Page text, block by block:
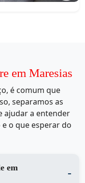
em Maresias
é comum que
separamos as
ajudar a entender
o que esperar do